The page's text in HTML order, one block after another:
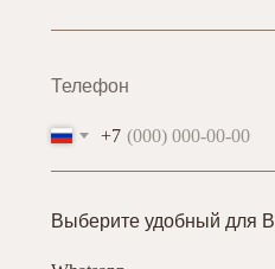
Телефон
+7
Выберите удобный для